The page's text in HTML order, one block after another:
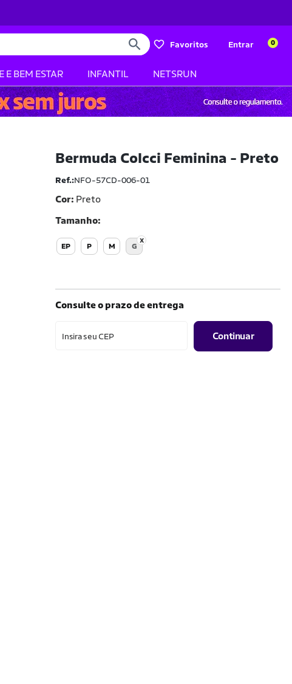
Favoritos Entrar 0
E BEM ESTAR INFANTIL NETSRUN
Bermuda Colcci Feminina - Preto
Ref.:NFO-57CD-006-01
Cor: Preto
Tamanho
EP P M G
Consulte o prazo de entrega
Insira seu CEP Continuar